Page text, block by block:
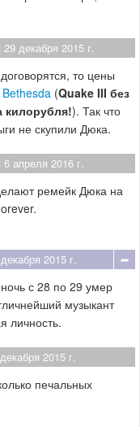
| 29 декабря 2015 г.
то цены
Bethesda (Quake III без
килорубля!). Так что
не скупили Дюка.
| 6 апреля 2016 г.
ремейк Дюка на
2015 г.
с 28 по 29 умер
музыкант
личность.
2015 г.
печальных